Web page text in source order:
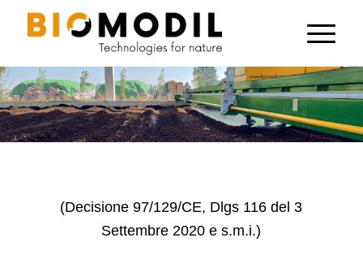
(Decisione 97/129/CE, Dlgs 116 del 3
Settembre 2020 e s.m.i.)